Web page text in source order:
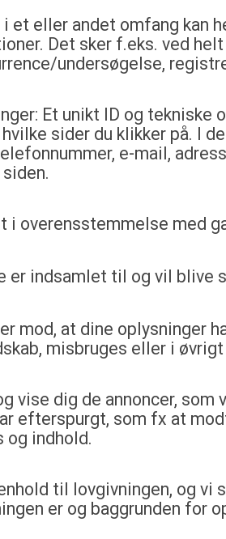
eller andet omfang kan
Det sker f.eks. ved
undersøgelse,
Et unikt ID og tekniske
sider du klikker på. I
e-mail,
overensstemmelse med
er indsamlet til og vil
mod, at dine
misbruges eller i
vise dig de annoncer,
efterspurgt, som fx at
og indhold.
til lovgivningen, og
er og baggrunden for